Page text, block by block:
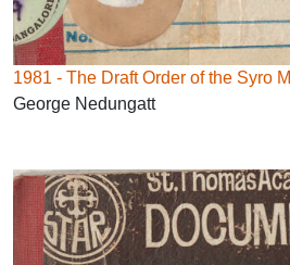
1981 - The Draft Order of the Syro
George Nedungatt